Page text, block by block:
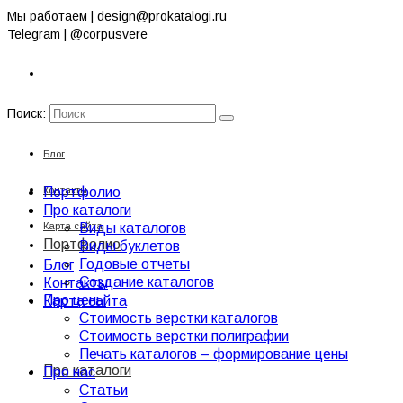
Мы работаем | design@prokatalogi.ru
Telegram | @corpusvere
Поиск:
Блог
Контакты
Карта сайта
Блог
Контакты
Карта сайта
Портфолио
Про каталоги
Портфолио
Про каталоги
Виды каталогов
Виды буклетов
Годовые отчеты
Создание каталогов
Про цены
Стоимость верстки каталогов
Стоимость верстки полиграфии
Печать каталогов – формирование цены
Про нас
Статьи